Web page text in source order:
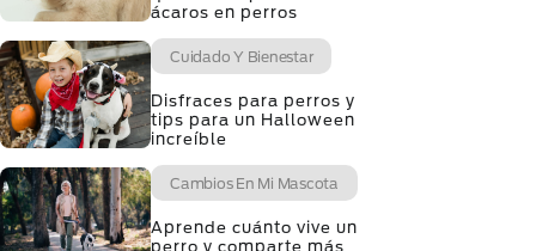
ácaros en perros
Cuidado Y Bienestar
Disfraces para perros y
tips para un Halloween
increíble
Cambios En Mi Mascota
Aprende cuánto vive un
perro y comparte más